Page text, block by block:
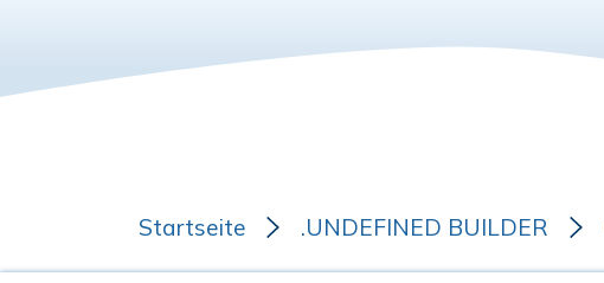
Startseite .UNDEFINED BUILDER